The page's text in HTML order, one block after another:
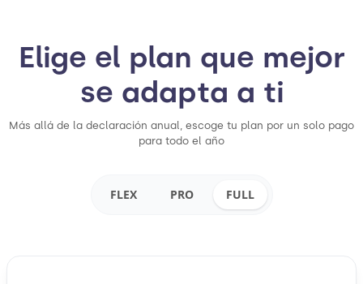
Elige el plan que mejor
se adapta a ti
Más allá de la declaración anual, escoge tu plan por un solo pago
para todo el año
FLEX PRO FULL